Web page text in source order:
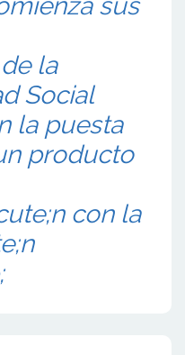
sus
la
Social
la puesta
producto
con la